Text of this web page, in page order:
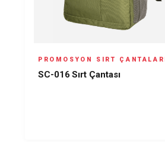
PROMOSYON SIRT ÇANTALARI
SC-016 Sırt Çantası